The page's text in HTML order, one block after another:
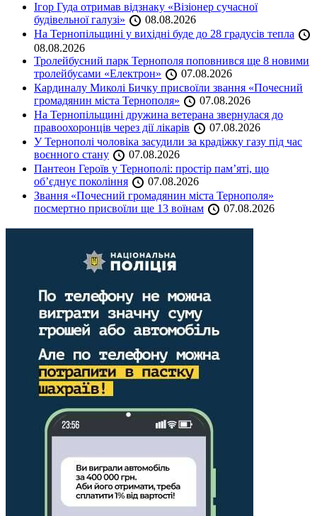
Ігор Гуда отримав відзнаку «Візіонер сучасної
будівельної галузі»
08.08.2026
На Тернопільщині у вихідні буде до 28 градусів тепла
08.08.2026
Тролейбусний парк Тернополя поповнився ще 8 новими
тролейбусами «Електрон»
07.08.2026
Кардиналу Миколі Бичку присвоїли звання «Почесний
громадянин міста Тернополя»
07.08.2026
На Тернопільщині дружина ветерана звернулася до
правоохоронців через дії лікарів
07.08.2026
У Тернополі чоловіка засудили за крадіжку газу під час
воєнного стану
07.08.2026
Пантеон Героїв у Тернополі: простір пам’яті, що
об’єднує покоління
07.08.2026
Звання «Почесний громадянин міста Тернополя»
посмертно присвоїли ще 13 воїнам
07.08.2026